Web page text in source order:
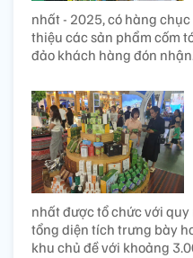
nhất - 2025, có hàng
thiệu các sản phẩm cốm
đảo khách hàng đón
nhất được tổ chức với
tổng diện tích trưng bày
khu chủ đề với khoảng